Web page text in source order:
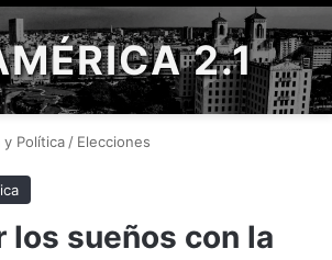
2.1
y Política / Elecciones
los sueños con la